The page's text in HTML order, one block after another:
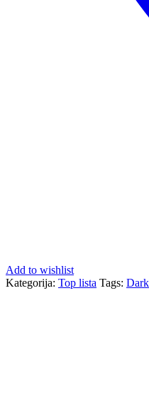
Add to wishlist
Kategorija: Top lista Tags: